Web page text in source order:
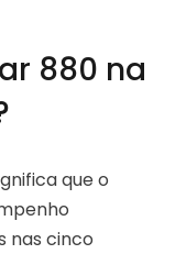
880 na
que o
nas cinco